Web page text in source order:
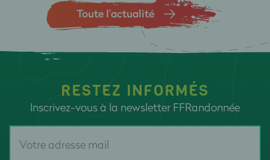
Toute l’actualité
RESTEZ INFORMÉS
Inscrivez-vous à la newsletter FFRandonnée